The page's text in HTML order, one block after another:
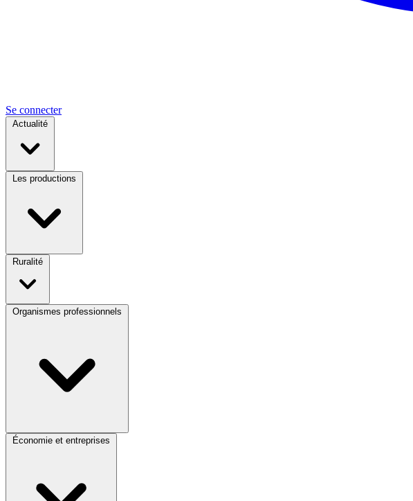
Se connecter
Actualité
Les productions
Ruralité
Organismes professionnels
Économie et entreprises